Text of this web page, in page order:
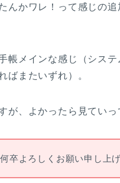
んかワレ！って感じの
帳メインな感じ（システ
ばまたいずれ）。
が、よかったら見ていっ
卒よろしくお願い申し上